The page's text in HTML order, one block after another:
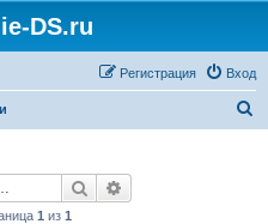
DS.ru
Вход
Регистрация
Поиск
1 из 1